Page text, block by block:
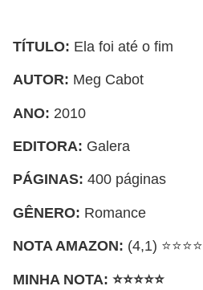
TÍTULO: Ela foi até o fim
AUTOR: Meg Cabot
ANO: 2010
EDITORA: Galera
PÁGINAS: 400 páginas
GÊNERO: Romance
NOTA AMAZON: (4,1) ⭐⭐⭐⭐
MINHA NOTA: ⭐⭐⭐⭐⭐